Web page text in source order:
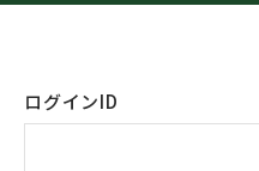
ログインID